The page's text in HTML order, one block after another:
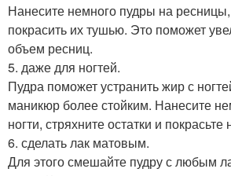
Нанесите немного пудры на
покрасить их тушью. Это поможет
объем ресниц.
5. даже для ногтей.
Пудра поможет устранить жир с
маникюр более стойким. Нанесите
ногти, стряхните остатки и покрасьте
6. сделать лак матовым.
Для этого смешайте пудру с любым